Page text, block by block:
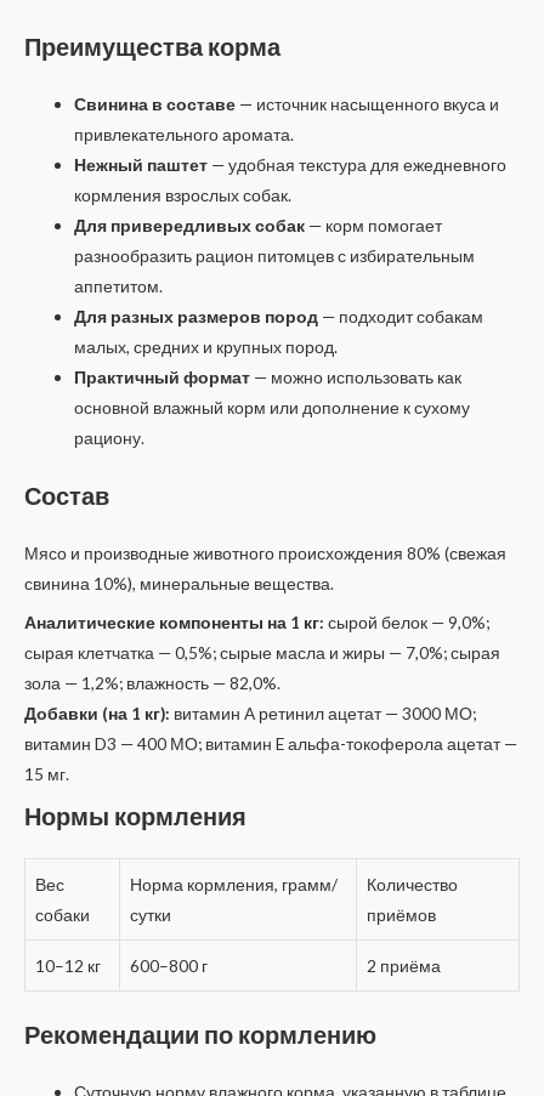
Преимущества корма
Свинина в составе — источник насыщенного вкуса и
привлекательного аромата.
Нежный паштет — удобная текстура для ежедневного
кормления взрослых собак.
Для привередливых собак — корм помогает
разнообразить рацион питомцев с избирательным
аппетитом.
Для разных размеров пород — подходит собакам
малых, средних и крупных пород.
Практичный формат — можно использовать как
основной влажный корм или дополнение к сухому
рациону.
Состав
Мясо и производные животного происхождения 80% (свежая
свинина 10%), минеральные вещества.
Аналитические компоненты на 1 кг: сырой белок — 9,0%;
сырая клетчатка — 0,5%; сырые масла и жиры — 7,0%; сырая
зола — 1,2%; влажность — 82,0%.
Добавки (на 1 кг): витамин A ретинил ацетат — 3000 МО;
витамин D3 — 400 МО; витамин E альфа-токоферола ацетат —
15 мг.
Нормы кормления
Вес
собаки
Норма кормления, грамм/
сутки
Количество
приёмов
10–12 кг 600–800 г 2 приёма
Рекомендации по кормлению